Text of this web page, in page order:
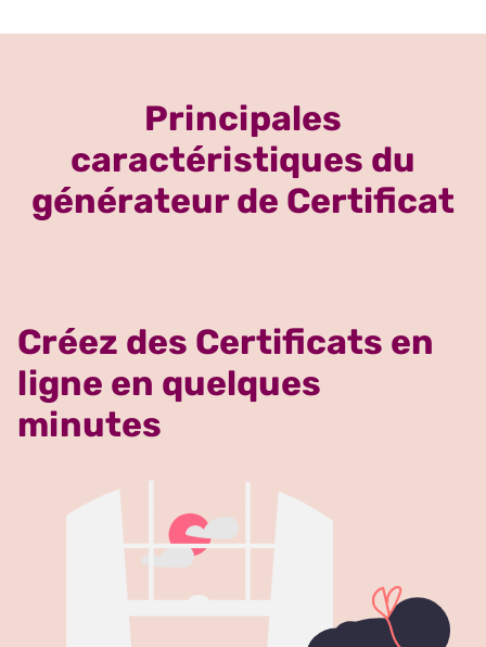
Principales
caractéristiques du
générateur de Certificat
Créez des Certificats en
ligne en quelques
minutes